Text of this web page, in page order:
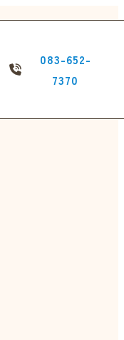
083-652-
7370